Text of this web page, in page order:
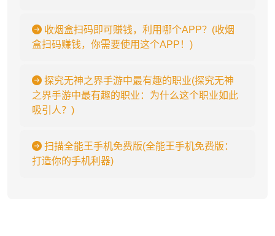
收烟盒扫码即可赚钱，利用哪个APP？(收烟
盒扫码赚钱，你需要使用这个APP！)
探究无神之界手游中最有趣的职业(探究无神
之界手游中最有趣的职业：为什么这个职业如此
吸引人？)
扫描全能王手机免费版(全能王手机免费版：
打造你的手机利器)